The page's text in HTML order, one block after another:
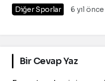
transfer etti
Diğer Sporlar 6 yıl önce
Bir Cevap Yaz